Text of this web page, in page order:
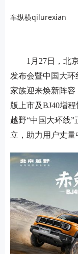
车纵横qilurexian
1月27日，北
发布会暨中国大环
家族迎来焕新阵容
版上市及BJ40增
越野“中国大环线
立，助力用户丈量